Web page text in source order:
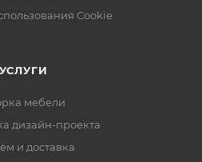
Cookie
УСЛУГИ
мебели
дизайн-проекта
и доставка